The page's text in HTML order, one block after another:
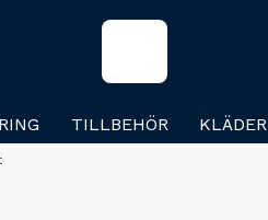
TILLBEHÖR KLÄDER